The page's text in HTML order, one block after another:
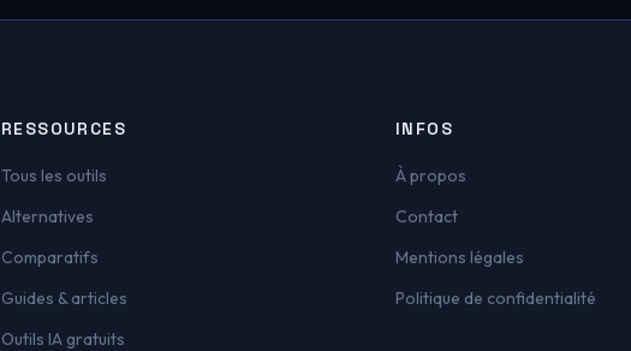
RESSOURCES
Tous les outils
Alternatives
Comparatifs
Guides & articles
Outils IA gratuits
INFOS
À propos
Contact
Mentions légales
Politique de confidentialité